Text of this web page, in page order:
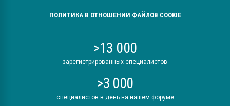
ПОЛИТИКА В ОТНОШЕНИИ ФАЙЛОВ COOKIE
>13 000
зарегистрированных специалистов
>3 000
специалистов в день на нашем форуме